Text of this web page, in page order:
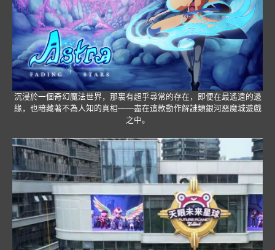
沉浸於一個奇幻魔法世界，那裏有超乎尋常的存在，即便在最遙遠的邊
緣，也暗藏著不為人知的真相——盡在這款動作解謎類銀河惡魔城遊戲
之中。